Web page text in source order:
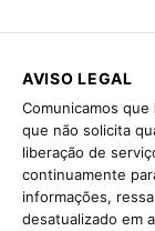
AVISO LEGAL
Comunicamos que
que não solicita
liberação de
continuamente
informações,
desatualizado em